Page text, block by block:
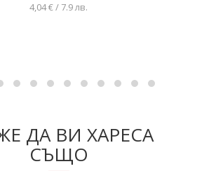
4,04 € / 7.9 лв.
ДА ВИ ХАРЕСА
СЪЩО